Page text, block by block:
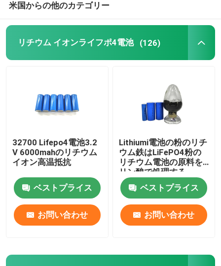
格子太陽雑種インバーターを離れて
ポータブル発電所
米国からの他のカテゴリー
リチウム イオンライフポ4電池 (126)
32700 Lifepo4電池3.2
V 6000mahのリチウム
イオン高温抵抗
ベストプライス
お問い合わせ
Lithiumi電池の粉のリチ
ウム鉄はLiFePO4粉の
リチウム電池の原料を
リン酸で処理する
ベストプライス
お問い合わせ